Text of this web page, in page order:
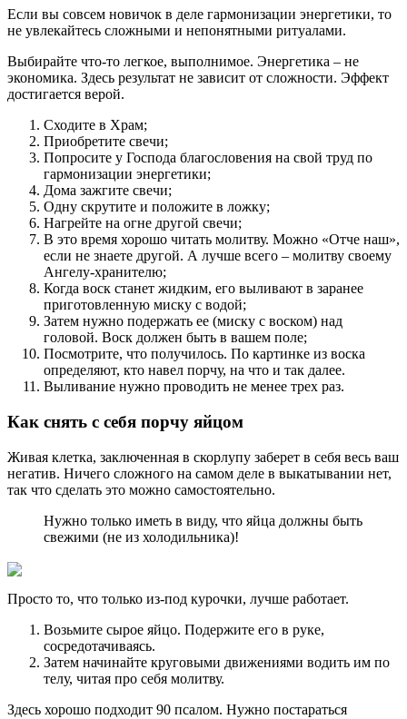
Если вы совсем новичок в деле гармонизации энергетики, то
не увлекайтесь сложными и непонятными ритуалами.
Выбирайте что-то легкое, выполнимое. Энергетика – не
экономика. Здесь результат не зависит от сложности. Эффект
достигается верой.
Сходите в Храм;
Приобретите свечи;
Попросите у Господа благословения на свой труд по
гармонизации энергетики;
Дома зажгите свечи;
Одну скрутите и положите в ложку;
Нагрейте на огне другой свечи;
В это время хорошо читать молитву. Можно «Отче наш»,
если не знаете другой. А лучше всего – молитву своему
Ангелу-хранителю;
Когда воск станет жидким, его выливают в заранее
приготовленную миску с водой;
Затем нужно подержать ее (миску с воском) над
головой. Воск должен быть в вашем поле;
Посмотрите, что получилось. По картинке из воска
определяют, кто навел порчу, на что и так далее.
Выливание нужно проводить не менее трех раз.
Как снять с себя порчу яйцом
Живая клетка, заключенная в скорлупу заберет в себя весь ваш
негатив. Ничего сложного на самом деле в выкатывании нет,
так что сделать это можно самостоятельно.
Нужно только иметь в виду, что яйца должны быть
свежими (не из холодильника)!
Просто то, что только из-под курочки, лучше работает.
Возьмите сырое яйцо. Подержите его в руке,
сосредотачиваясь.
Затем начинайте круговыми движениями водить им по
телу, читая про себя молитву.
Здесь хорошо подходит 90 псалом. Нужно постараться